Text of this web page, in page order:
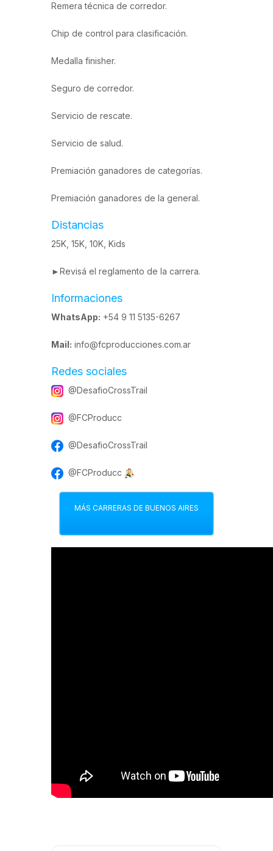
Remera técnica de corredor.
Chip de control para clasificación.
Medalla finisher.
Seguro de corredor.
Servicio de rescate.
Servicio de salud.
Premiación ganadores de categorías.
Premiación ganadores de la general.
Distancias
25K, 15K, 10K, Kids
►Revisá el reglamento de la carrera.
Informaciones
WhatsApp: +54 9 11 5135-6267
Mail: info@fcproducciones.com.ar
Redes sociales
@DesafioCrossTrail
@FCProducc
@DesafioCrossTrail
@FCProducc
MÁS CARRERAS DE BUENOS AIRES